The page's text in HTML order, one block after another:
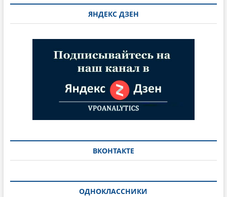
ЯНДЕКС ДЗЕН
ВКОНТАКТЕ
ОДНОКЛАССНИКИ